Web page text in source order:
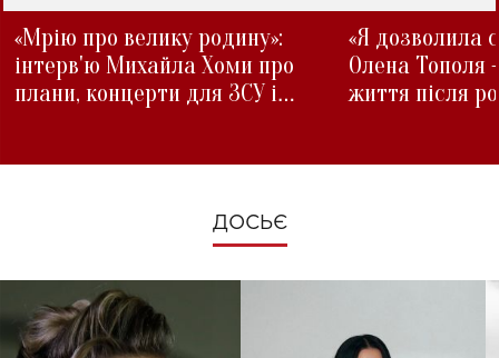
«Мрію про велику родину»:
інтерв'ю Михайла Хоми про
плани, концерти для ЗСУ і
«Я дозволила
Олена Тополя
життя після
ДОСЬЄ